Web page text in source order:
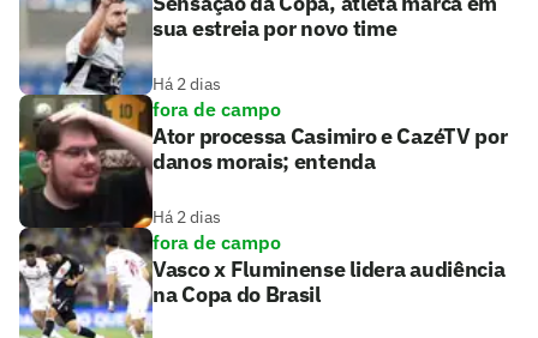
sua estreia por novo time
Há 2 dias
fora de campo
Ator processa Casimiro e CazéTV por
danos morais; entenda
Há 2 dias
fora de campo
Vasco x Fluminense lidera audiência
na Copa do Brasil